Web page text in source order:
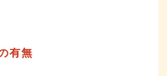
有無